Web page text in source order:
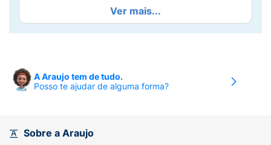
I - IDENTIFICAÇÃO DO MEDICAMENTO:
Nome comercial: Lyrica.
APRESENTAÇÕES:
contendo 14 ou 28 cápsulas duras. Lyrica 150
Ver mais...
A Araujo tem de tudo.
Posso te ajudar de alguma forma?
Sobre a Araujo